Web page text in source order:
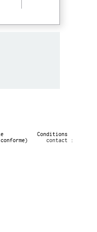
Conditions
contact :